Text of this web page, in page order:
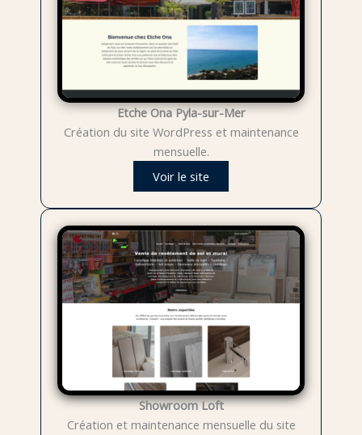
Etche Ona Pyla-sur-Mer
Création du site WordPress et maintenance
mensuelle.
Voir le site
Showroom Loft
Création et maintenance mensuelle du site